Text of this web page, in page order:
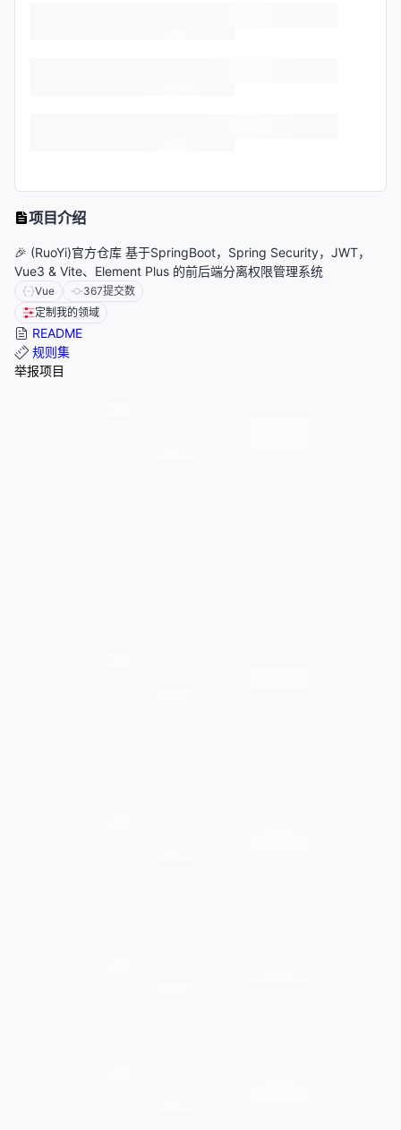
项目介绍
🎉 (RuoYi)官方仓库 基于SpringBoot，Spring Security，JWT，
Vue3 & Vite、Element Plus 的前后端分离权限管理系统
Vue 367提交数
定制我的领域
README
规则集
举报项目